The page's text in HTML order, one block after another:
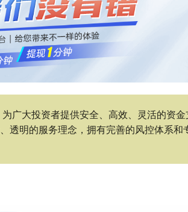
广大投资者提供安全、高效、灵活的资
明的服务理念，拥有完善的风控体系